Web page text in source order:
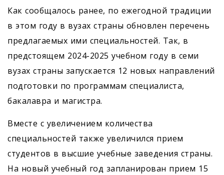
Как сообщалось ранее, по ежегодной традиции
в этом году в вузах страны обновлен перечень
предлагаемых ими специальностей. Так, в
предстоящем 2024-2025 учебном году в семи
вузах страны запускается 12 новых направлений
подготовки по программам специалиста,
бакалавра и магистра.
Вместе с увеличением количества
специальностей также увеличился прием
студентов в высшие учебные заведения страны.
На новый учебный год запланирован прием 15